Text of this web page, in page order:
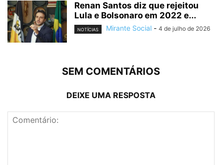
Renan Santos diz que rejeitou
Lula e Bolsonaro em 2022 e...
NOTÍCIAS Mirante Social - 4 de julho de 2026
SEM COMENTÁRIOS
DEIXE UMA RESPOSTA